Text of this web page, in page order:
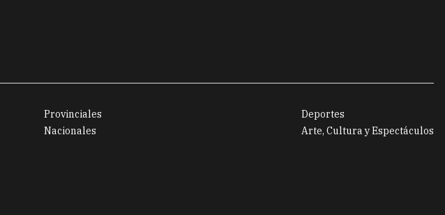
Provinciales
Nacionales
Deportes
Arte, Cultura y Espectáculos